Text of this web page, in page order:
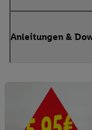
Anleitungen &